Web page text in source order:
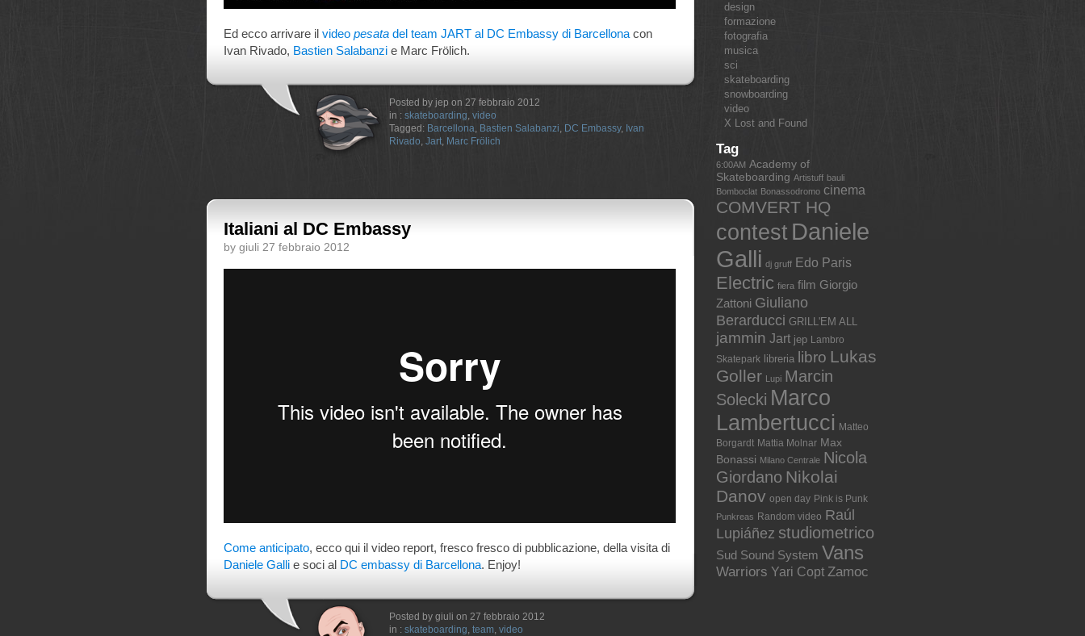
Ed ecco arrivare il video pesata del team JART al DC Embassy di Barcellona con
Ivan Rivado, Bastien Salabanzi e Marc Frölich.
Posted by jep on 27 febbraio 2012
in : skateboarding, video
Tagged: Barcellona, Bastien Salabanzi, DC Embassy, Ivan
Rivado, Jart, Marc Frölich
Italiani al DC Embassy
by giuli 27 febbraio 2012
Come anticipato, ecco qui il video report, fresco fresco di pubblicazione, della visita di
Daniele Galli e soci al DC embassy di Barcellona. Enjoy!
Posted by giuli on 27 febbraio 2012
in : skateboarding, team, video
design
formazione
fotografia
musica
sci
skateboarding
snowboarding
video
X Lost and Found
Tag
6:00AM Academy of
Skateboarding Artistuff bauli
Bomboclat Bonassodromo cinema
COMVERT HQ
contest Daniele
Galli dj gruff Edo Paris
Electric fiera film Giorgio
Zattoni Giuliano
Berarducci GRILL'EM ALL
jammin Jart jep Lambro
Skatepark libreria libro Lukas
Goller Lupi Marcin
Solecki Marco
Lambertucci Matteo
Borgardt Mattia Molnar Max
Bonassi Milano Centrale Nicola
Giordano Nikolai
Danov open day Pink is Punk
Punkreas Random video Raúl
Lupiáñez studiometrico
Sud Sound System Vans
Warriors Yari Copt Zamoc